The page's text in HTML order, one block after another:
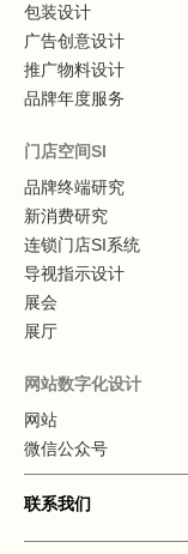
包装设计
广告创意设计
推广物料设计
品牌年度服务
门店空间SI
品牌终端研究
新消费研究
连锁门店SI系统
导视指示设计
展会
展厅
网站数字化设计
网站
微信公众号
联系我们